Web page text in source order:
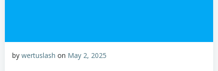
by wertuslash on May 2, 2025